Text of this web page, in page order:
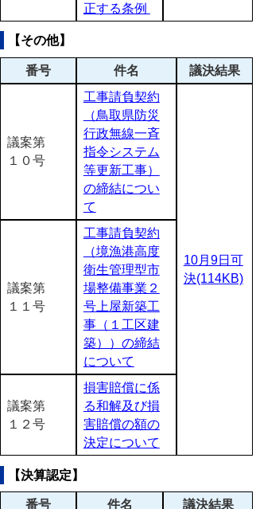
正する条例
【その他】
番号 件名 議決結果
議案第
１０号
工事請負契約
（鳥取県防災
行政無線一斉
指令システム
等更新工事）
の締結につい
て
10月9日可
決(114KB)
議案第
１１号
工事請負契約
（境漁港高度
衛生管理型市
場整備事業２
号上屋新築工
事（１工区建
築））の締結
について
議案第
１２号
損害賠償に係
る和解及び損
害賠償の額の
決定について
【決算認定】
番号 件名 議決結果